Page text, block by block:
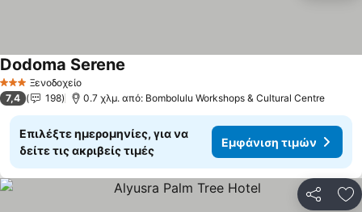
3 ΑστέριαΞενοδοχείο
Dodoma Serene
7,4 198 0.7 χλμ. από: Bombolulu Workshops & Cultural Centre
Επιλέξτε ημερομηνίες, για να
δείτε τις ακριβείς τιμές
Εμφάνιση τιμών